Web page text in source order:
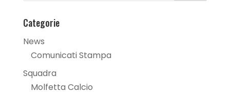
Categorie
News
Comunicati Stampa
Squadra
Molfetta Calcio